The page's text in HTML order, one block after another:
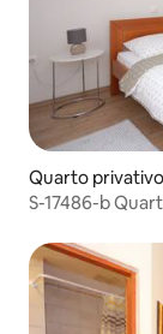
Quarto privativo
S-17486-b